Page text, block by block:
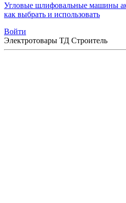
Угловые шлифовальные машины
как выбрать и использовать
Войти
Электротовары ТД Строитель